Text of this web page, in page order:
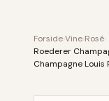
ForsideVine Rosé
Roederer
Champagne Louis